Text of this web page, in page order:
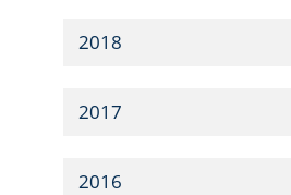
2018
2017
2016